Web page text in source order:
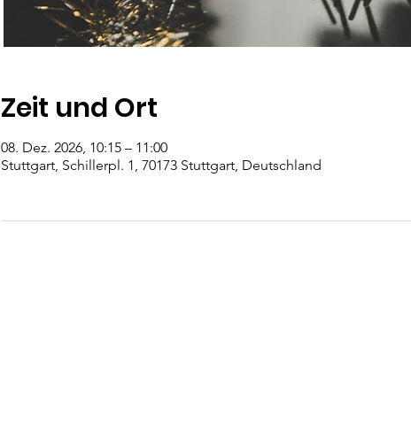
Zeit und Ort
08. Dez. 2026, 10:15 – 11:00
Stuttgart, Schillerpl. 1, 70173 Stuttgart, Deutschland